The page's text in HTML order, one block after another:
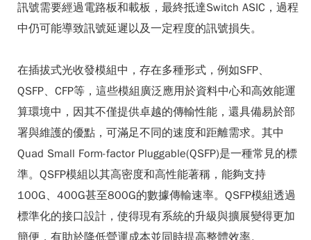
訊號需要經過電路板和載板，最終抵達Switch ASIC，過程
中仍可能導致訊號延遲以及一定程度的訊號損失。
在插拔式光收發模組中，存在多種形式，例如SFP、
QSFP、CFP等，這些模組廣泛應用於資料中心和高效能運
算環境中，因其不僅提供卓越的傳輸性能，還具備易於部
署與維護的優點，可滿足不同的速度和距離需求。其中
Quad Small Form-factor Pluggable(QSFP)是一種常見的標
準。QSFP模組以其高密度和高性能著稱，能夠支持
100G、400G甚至800G的數據傳輸速率。QSFP模組透過
標準化的接口設計，使得現有系統的升級與擴展變得更加
簡便，有助於降低營運成本並同時提高整體效率。